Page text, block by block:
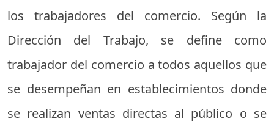
los trabajadores del comercio. Según la
Dirección del Trabajo, se define como
trabajador del comercio a todos aquellos que
se desempeñan en establecimientos donde
se realizan ventas directas al público o se